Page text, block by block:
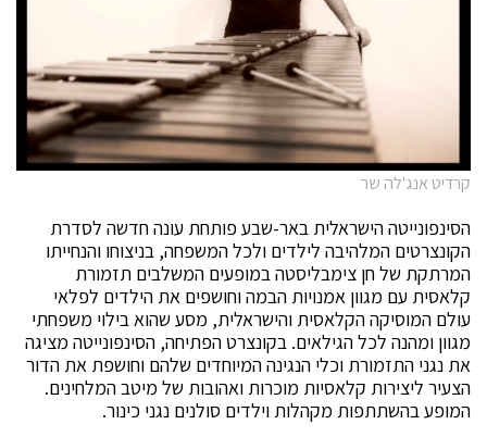
קרדיט אנג'לה שר
הסינפונייטה הישראלית באר-שבע פותחת עונה חדשה לסדרת
הקונצרטים המלהיבה לילדים ולכל המשפחה, בניצוחו והנחייתו
המרתקת של חן צימבליסטה במופעים המשלבים תזמורת
קלאסית עם מגוון אמנויות הבמה וחושפים את הילדים לפלאי
עולם המוסיקה הקלאסית והישראלית, מסע שהוא בילוי משפחתי
מגוון ומהנה לכל הגילאים. בקונצרט הפתיחה, הסינפונייטה מציגה
את נגני התזמורת וכלי הנגינה המיוחדים שלהם וחושפת את הדור
הצעיר ליצירות קלאסיות מוכרות ואהובות של מיטב המלחינים.
המופע בהשתתפות מקהלות וילדים סולנים נגני כינור.